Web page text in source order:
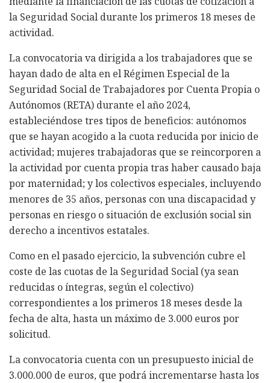
la Seguridad Social durante los primeros 18 meses de
actividad.
La convocatoria va dirigida a los trabajadores que se
hayan dado de alta en el Régimen Especial de la
Seguridad Social de Trabajadores por Cuenta Propia o
Autónomos (RETA) durante el año 2024,
estableciéndose tres tipos de beneficios: autónomos
que se hayan acogido a la cuota reducida por inicio de
actividad; mujeres trabajadoras que se reincorporen a
la actividad por cuenta propia tras haber causado baja
por maternidad; y los colectivos especiales, incluyendo
menores de 35 años, personas con una discapacidad y
personas en riesgo o situación de exclusión social sin
derecho a incentivos estatales.
Como en el pasado ejercicio, la subvención cubre el
coste de las cuotas de la Seguridad Social (ya sean
reducidas o íntegras, según el colectivo)
correspondientes a los primeros 18 meses desde la
fecha de alta, hasta un máximo de 3.000 euros por
solicitud.
La convocatoria cuenta con un presupuesto inicial de
3.000.000 de euros, que podrá incrementarse hasta los